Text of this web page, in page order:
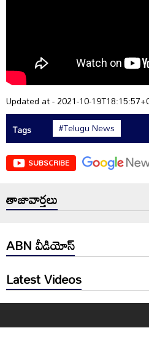
Updated at - 2021-10-
Tags
#Telugu News
SUBSCRIBE
తాజావార్తలు
ABN వీడియోస్
Latest Videos